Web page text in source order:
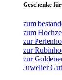
Geschenke
zum
zum
zur
zur
zur
Juwelier